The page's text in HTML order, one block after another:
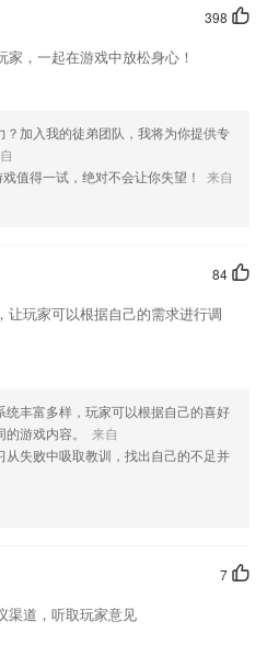
气小组件新增天气图标风格选项。
398
，一起在游戏中放松身心！
？加入我的徒弟团队，我将为你提供专
值得一试，绝对不会让你失望！
来自
84
让玩家可以根据自己的需求进行调
统丰富多样，玩家可以根据自己的喜好
游戏内容。
来自
从失败中吸取教训，找出自己的不足并
7
渠道，听取玩家意见